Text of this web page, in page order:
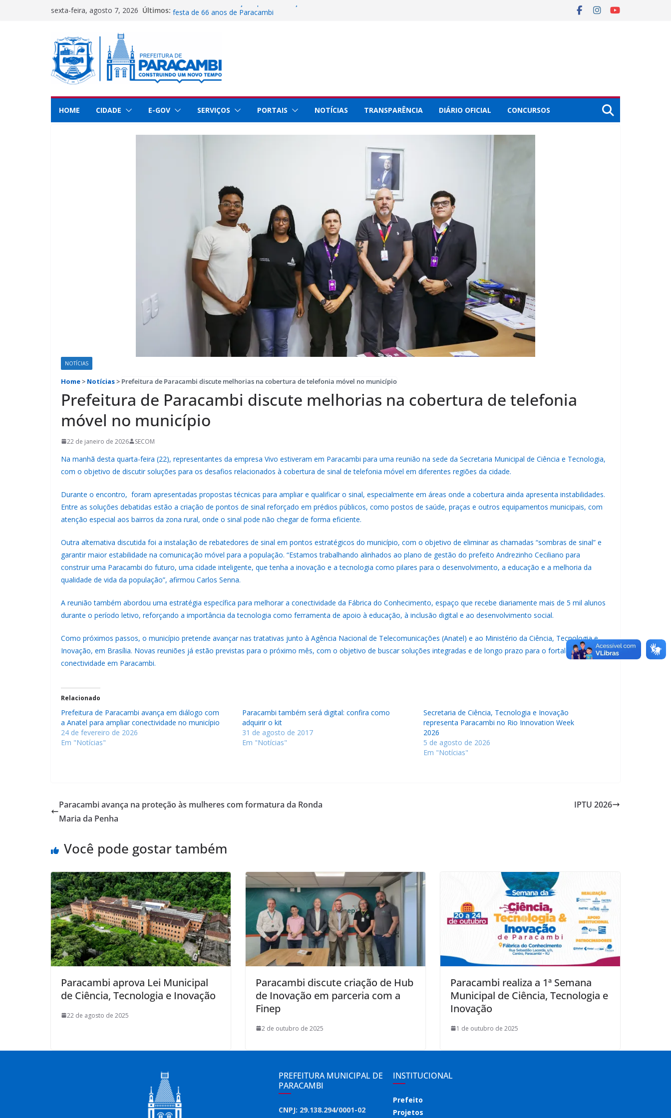
sexta-feira, agosto 7, 2026 Últimos: Prefeitura abre inscrições para instalação de barracas na
dedicação e serviços prestados à população
Paracambi é destaque internacional por conquistas na
educação
implementar projeto esportivo no município
HOME
CIDADE E-GOV SERVIÇOS PORTAIS NOTÍCIAS TRANSPARÊNCIA DIÁRIO OFICIAL CONCURSOS
NOTÍCIAS
Home> Notícias> Prefeitura de Paracambi discute melhorias na cobertura de telefonia móvel no município
Prefeitura de Paracambi discute melhorias na cobertura de telefonia
móvel no município
22 de janeiro de 2026 SECOM
Na manhã desta quarta-feira (22), representantes da empresa Vivo estiveram em Paracambi para uma reunião na sede da Secretaria Municipal de Ciência e Tecnologia,
com o objetivo de discutir soluções para os desafios relacionados à cobertura de sinal de telefonia móvel em diferentes regiões da cidade.
Durante o encontro, foram apresentadas propostas técnicas para ampliar e qualificar o sinal, especialmente em áreas onde a cobertura ainda apresenta instabilidades.
Entre as soluções debatidas estão a criação de pontos de sinal reforçado em prédios públicos, como postos de saúde, praças e outros equipamentos municipais, com
atenção especial aos bairros da zona rural, onde o sinal pode não chegar de forma eficiente.
Outra alternativa discutida foi a instalação de rebatedores de sinal em pontos estratégicos do município, com o objetivo de eliminar as chamadas “sombras de sinal” e
garantir maior estabilidade na comunicação móvel para a população. “Estamos trabalhando alinhados ao plano de gestão do prefeito Andrezinho Ceciliano para
construir uma Paracambi do futuro, uma cidade inteligente, que tenha a inovação e a tecnologia como pilares para o desenvolvimento, a educação e a melhoria da
qualidade de vida da população”, afirmou Carlos Senna.
A reunião também abordou uma estratégia específica para melhorar a conectividade da Fábrica do Conhecimento, espaço que recebe diariamente mais de 5 mil alunos
durante o período letivo, reforçando a importância da tecnologia como ferramenta de apoio à educação, à inclusão digital e ao desenvolvimento social.
Como próximos passos, o município pretende avançar nas tratativas junto à Agência Nacional de Telecomunicações (Anatel) e ao Ministério da Ciência, Tecnologia e
Inovação, em Brasília. Novas reuniões já estão previstas para o próximo mês, com o objetivo de buscar soluções integradas e de longo prazo para o fortalecimento da
conectividade em Paracambi.
Relacionado
Prefeitura de Paracambi avança em diálogo com
a Anatel para ampliar conectividade no município
24 de fevereiro de 2026
Em "Notícias"
Paracambi também será digital: confira como
adquirir o kit
31 de agosto de 2017
Em "Notícias"
Secretaria de Ciência, Tecnologia e Inovação
representa Paracambi no Rio Innovation Week
2026
5 de agosto de 2026
Em "Notícias"
Paracambi avança na proteção às mulheres com formatura da Ronda
Maria da Penha
IPTU 2026
Você pode gostar também
Paracambi aprova Lei Municipal
de Ciência, Tecnologia e Inovação
22 de agosto de 2025
Paracambi discute criação de Hub
de Inovação em parceria com a
Finep
2 de outubro de 2025
Paracambi realiza a 1ª Semana
Municipal de Ciência, Tecnologia e
Inovação
1 de outubro de 2025
PREFEITURA MUNICIPAL DE
PARACAMBI
CNPJ: 29.138.294/0001-02
INSTITUCIONAL
Prefeito
Projetos